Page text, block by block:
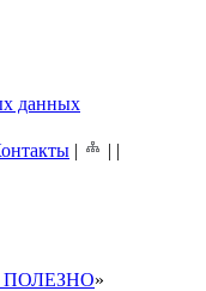
данных
| | |
»